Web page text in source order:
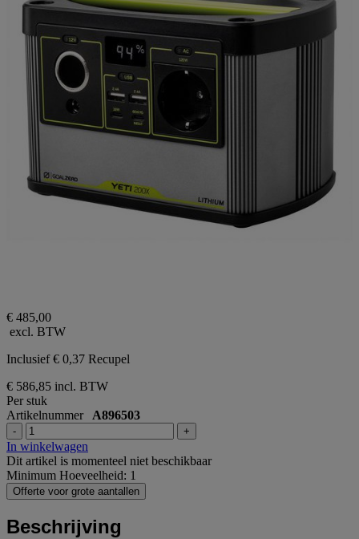
€ 485,00
excl. BTW
Inclusief € 0,37 Recupel
€ 586,85 incl. BTW
Per stuk
Artikelnummer A896503
- +
In winkelwagen
Dit artikel is momenteel niet beschikbaar
Minimum Hoeveelheid: 1
Offerte voor grote aantallen
Beschrijving